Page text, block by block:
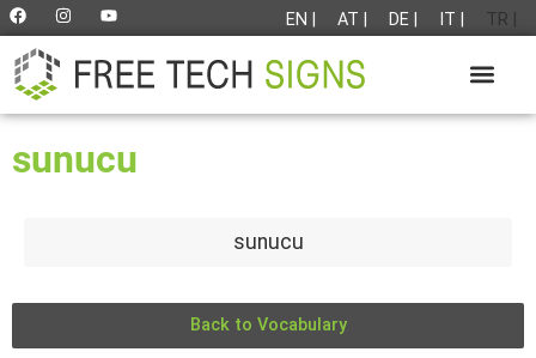
EN | AT | DE | IT | TR |
sunucu
sunucu
Back to Vocabulary